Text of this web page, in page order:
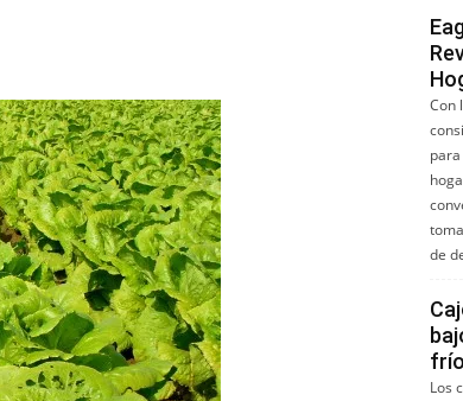
Con
de
Los